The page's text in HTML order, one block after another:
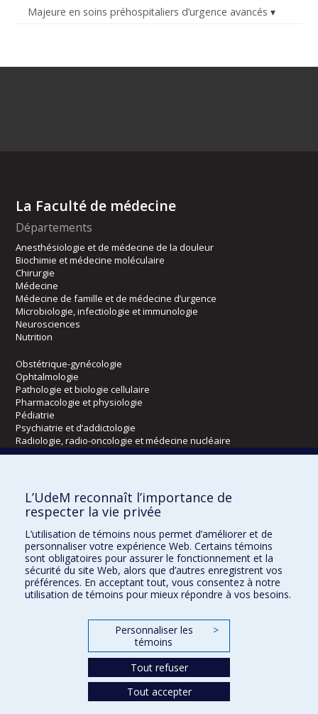
Majeure en soins préhospitaliers d’urgence avancés
La Faculté de médecine
Départements
Anesthésiologie et de médecine de la douleur
Biochimie et médecine moléculaire
Chirurgie
Médecine
Médecine de famille et de médecine d’urgence
Microbiologie, infectiologie et immunologie
Neurosciences
Nutrition
Obstétrique-gynécologie
Ophtalmologie
Pathologie et biologie cellulaire
Pharmacologie et physiologie
Pédiatrie
Psychiatrie et d’addictologie
Radiologie, radio-oncologie et médecine nucléaire
Kinésiologie et des sciences de l’activité physique
Orthophonie et audiologie
Réadaptation
Directions
DPC
CPASS
L’UdeM reconnaît l’importance de
respecter la vie privée
L’utilisation de témoins nous permet d’améliorer et de
personnaliser votre expérience Web. Certains témoins
sont obligatoires pour assurer le fonctionnement et la
sécurité du site Web, alors que d’autres enregistrent vos
préférences. En acceptant tout, vous consentez à notre
utilisation de témoins pour mieux répondre à vos besoins.
Personnaliser les
témoins
>
Tout refuser
Tout accepter